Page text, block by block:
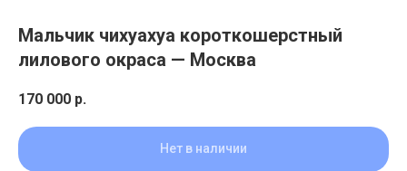
Мальчик чихуахуа короткошерстный
лилового окраса — Москва
170 000 р.
Нет в наличии